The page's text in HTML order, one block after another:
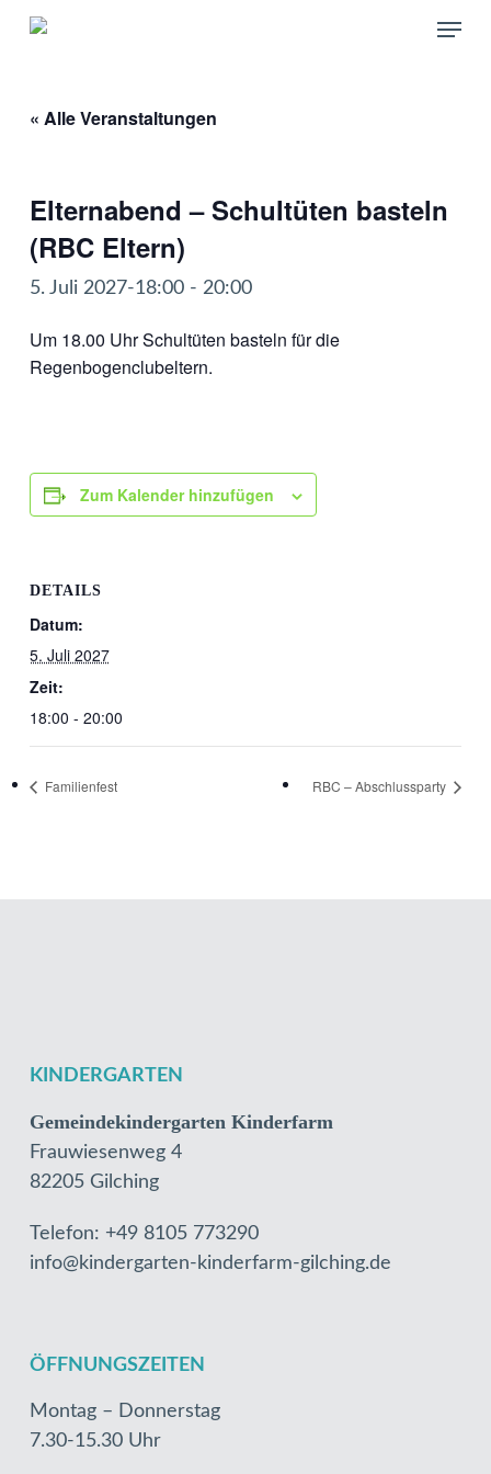
Skip
Menu
« Alle Veranstaltungen
Elternabend – Schultüten basteln
(RBC Eltern)
5. Juli 2027-18:00- 20:00
Um 18.00 Uhr Schultüten basteln für die
Regenbogenclubeltern.
Zum Kalender hinzufügen
DETAILS
Datum:
5. Juli 2027
Zeit:
18:00 - 20:00
Familienfest RBC – Abschlussparty
KINDERGARTEN
Gemeindekindergarten Kinderfarm
Frauwiesenweg 4
82205 Gilching
Telefon: +49 8105 773290
info@kindergarten-kinderfarm-gilching.de
ÖFFNUNGSZEITEN
Montag – Donnerstag
7.30-15.30 Uhr